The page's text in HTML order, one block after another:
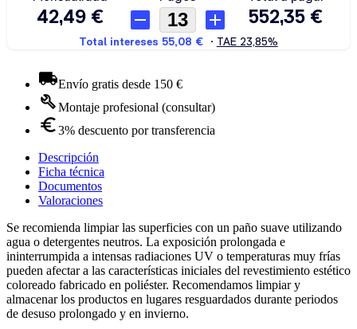
Envío gratis desde 150 €
Montaje profesional (consultar)
3% descuento por transferencia
Descripción
Ficha técnica
Documentos
Valoraciones
Se recomienda limpiar las superficies con un paño suave utilizando
agua o detergentes neutros. La exposición prolongada e
ininterrumpida a intensas radiaciones UV o temperaturas muy frías
pueden afectar a las características iniciales del revestimiento estético
coloreado fabricado en poliéster. Recomendamos limpiar y
almacenar los productos en lugares resguardados durante periodos
de desuso prolongado y en invierno.